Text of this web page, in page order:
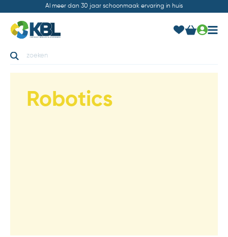
Al meer dan 30 jaar schoonmaak ervaring in huis
Robotics